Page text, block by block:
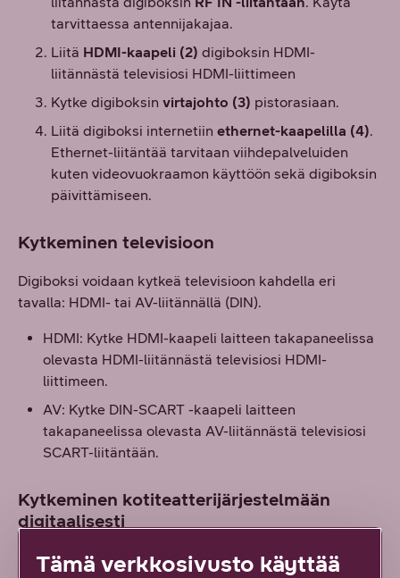
tarvittaessa antennijakajaa.
Liitä HDMI-kaapeli (2) digiboksin HDMI-
liitännästä televisiosi HDMI-liittimeen
Kytke digiboksin virtajohto (3) pistorasiaan.
Liitä digiboksi internetiin ethernet-kaapelilla (4).
Ethernet-liitäntää tarvitaan viihdepalveluiden
kuten videovuokraamon käyttöön sekä digiboksin
päivittämiseen.
Kytkeminen televisioon
Digiboksi voidaan kytkeä televisioon kahdella eri
tavalla: HDMI- tai AV-liitännällä (DIN).
HDMI: Kytke HDMI-kaapeli laitteen takapaneelissa
olevasta HDMI-liitännästä televisiosi HDMI-
liittimeen.
AV: Kytke DIN-SCART -kaapeli laitteen
takapaneelissa olevasta AV-liitännästä televisiosi
SCART-liitäntään.
Kytkeminen kotiteatterijärjestelmään
digitaalisesti
Kytke optinen S/PDIF-kaapeli laitteen takapaneelissa
Tämä verkkosivusto käyttää